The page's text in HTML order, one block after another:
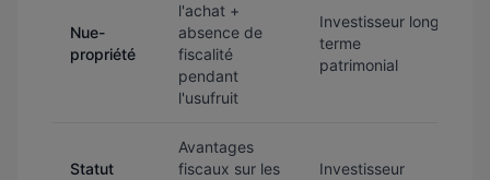
Nue-
propriété
l'achat +
absence de
fiscalité
pendant
l'usufruit
Investisseur long
terme
patrimonial
Statut
Avantages
fiscaux sur les
Investisseur